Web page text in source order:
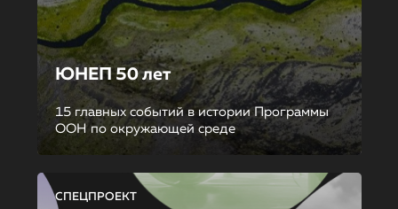
ЮНЕП 50 лет
15 главных событий в истории Программы
ООН по окружающей среде
СПЕЦПРОЕКТ